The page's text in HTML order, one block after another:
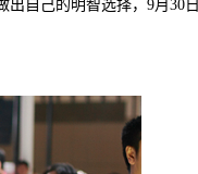
自己的明智选择，9月30日